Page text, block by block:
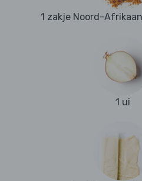
1 zakje Noord-
1 ui